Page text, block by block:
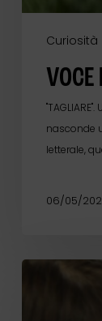
Curiosità
VOCE
nasconde
letterale,
06/05/
Dietro